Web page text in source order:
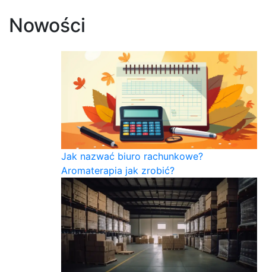
Nowości
Jak nazwać biuro rachunkowe?
Aromaterapia jak zrobić?